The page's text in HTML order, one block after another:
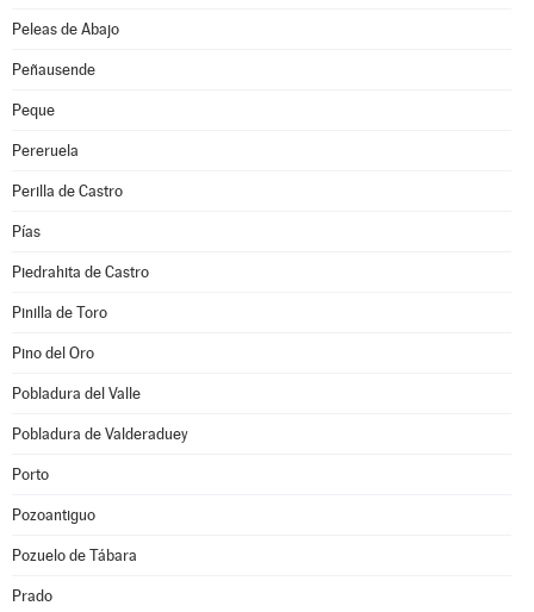
Peleas de Abajo
Peñausende
Peque
Pereruela
Perilla de Castro
Pías
Piedrahita de Castro
Pinilla de Toro
Pino del Oro
Pobladura del Valle
Pobladura de Valderaduey
Porto
Pozoantiguo
Pozuelo de Tábara
Prado